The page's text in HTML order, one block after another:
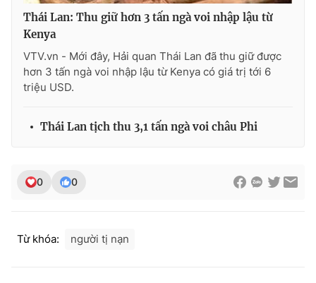
THỜI BÁO VTV
Theo dõi báo trên
Cơ quan chủ quản:
Thái Lan: Thu giữ hơn 3 tấn ngà voi nhập lậu từ
Kenya
VTV.vn - Mới đây, Hải quan Thái Lan đã thu giữ được
hơn 3 tấn ngà voi nhập lậu từ Kenya có giá trị tới 6
triệu USD.
Thái Lan tịch thu 3,1 tấn ngà voi châu Phi
0 0
Từ khóa: người tị nạn